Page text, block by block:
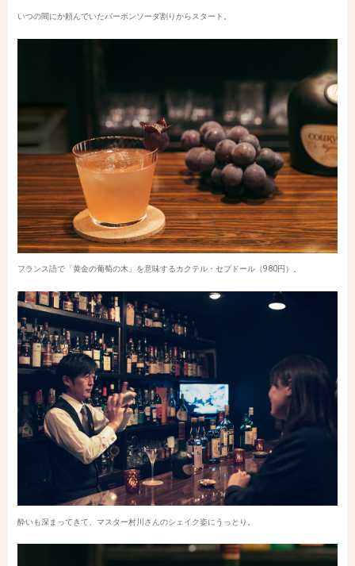
いつの間にか頼んでいたバーボンソーダ割りからスタート。
フランス語で「黄金の葡萄の木」を意味するカクテル・セプドール（980円）。
酔いも深まってきて、マスター村川さんのシェイク姿にうっとり。